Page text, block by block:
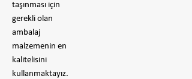
taşınması için
gerekli olan
ambalaj
malzemenin en
kalitelisini
kullanmaktayız.